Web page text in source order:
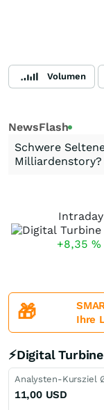
Volumen
NewsFlash
Schwere
Milliardenstory?
Intraday
+8,35 %
🎁
Ihre
⚡Digital
Analysten-Kursziel
11,00 USD